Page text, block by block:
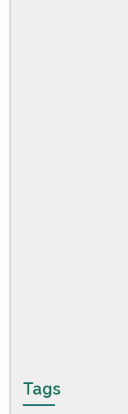
Tags